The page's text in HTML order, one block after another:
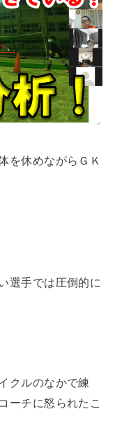
を休めながらＧＫ
選手では圧倒的に
クルのなかで練
ーチに怒られたこ